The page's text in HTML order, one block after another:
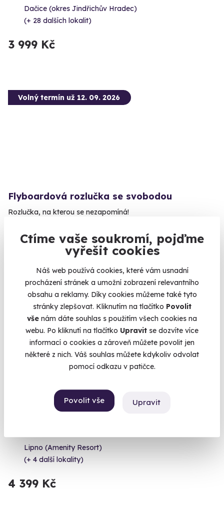
Ctíme vaše soukromí, pojďme
vyřešit cookies
Náš web používá cookies, které vám usnadní
procházení stránek a umožní zobrazení relevantního
obsahu a reklamy. Díky cookies můžeme také tyto
stránky zlepšovat. Kliknutím na tlačítko Povolit
vše nám dáte souhlas s použitím všech cookies na
webu. Po kliknutí na tlačítko Upravit se dozvíte více
informací o cookies a zároveň můžete povolit jen
některé z nich. Váš souhlas můžete kdykoliv odvolat
pomocí odkazu v patičce.
Povolit vše Upravit
Dačice (okres Jindřichův Hradec)
(+ 28 dalších lokalit)
3 999 Kč
Volný termín už 12. 09. 2026
Flyboardová rozlučka se svobodou
Rozlučka, na kterou se nezapomíná!
(+ 4 další lokality)
2 999 Kč
Volný termín už 12. 09. 2026
Škola flyboardingu s videorozborem
Lipno (Amenity Resort)
(+ 4 další lokality)
4 399 Kč